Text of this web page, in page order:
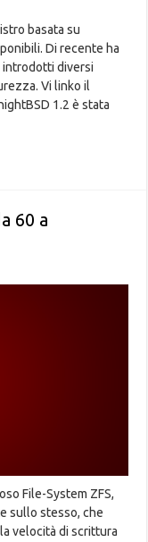
basata su
Di recente ha
introdotti diversi
Vi linko il
1.2 è stata
60 a
File-System ZFS,
sullo stesso, che
velocità di scrittura